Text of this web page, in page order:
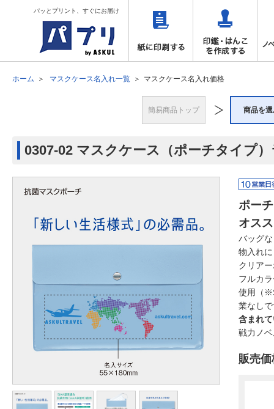
パッとプリント、すぐにお届け
ホーム マスクケース名入れ一覧 マスクケース名入れ価格
簡易商品トップ 商品を
0307-02 マスクケース（ポーチタイプ
ポー
オス
バッグ
物入れ
クリア
フルカ
使用（
業なし
含まれ
戦力ノ
販売価